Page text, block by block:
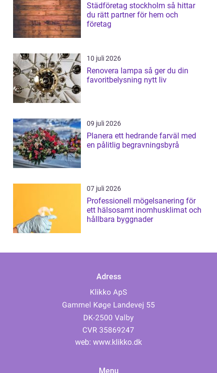
Städföretag stockholm så hittar
du rätt partner för hem och
företag
10 juli 2026
Renovera lampa så ger du din
favoritbelysning nytt liv
09 juli 2026
Planera ett hedrande farväl med
en pålitlig begravningsbyrå
07 juli 2026
Professionell mögelsanering för
ett hälsosamt inomhusklimat och
hållbara byggnader
Adress
web: www.klikko.dk
Menu